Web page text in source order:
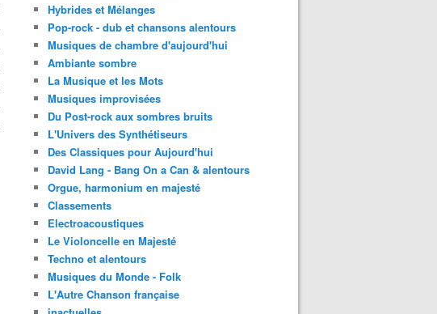
Hybrides et Mélanges
Pop-rock - dub et chansons alentours
Musiques de chambre d'aujourd'hui
Ambiante sombre
La Musique et les Mots
Musiques improvisées
Du Post-rock aux sombres bruits
L'Univers des Synthétiseurs
Des Classiques pour Aujourd'hui
David Lang - Bang On a Can & alentours
Orgue, harmonium en majesté
Classements
Electroacoustiques
Le Violoncelle en Majesté
Techno et alentours
Musiques du Monde - Folk
L'Autre Chanson française